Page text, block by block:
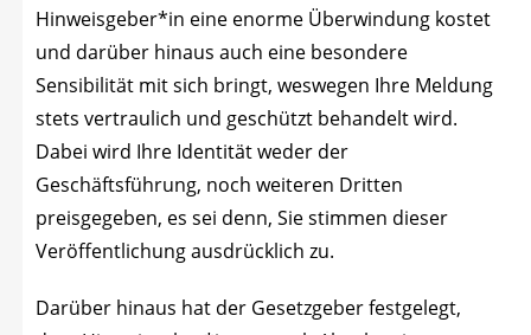
Hinweisgeber*in eine enor­me Über­win­dung kos­tet
und dar­über hin­aus auch eine beson­de­re
Sen­si­bi­li­tät mit sich bringt, wes­we­gen Ihre Mel­dung
stets ver­trau­lich und geschützt behan­delt wird.
Dabei wird Ihre Iden­ti­tät weder der
Geschäfts­füh­rung, noch wei­te­ren Drit­ten
preis­ge­ge­ben, es sei denn, Sie stim­men die­ser
Ver­öf­fent­li­chung aus­drück­lich zu.
Dar­über hin­aus hat der Gesetz­ge­ber fest­ge­legt,